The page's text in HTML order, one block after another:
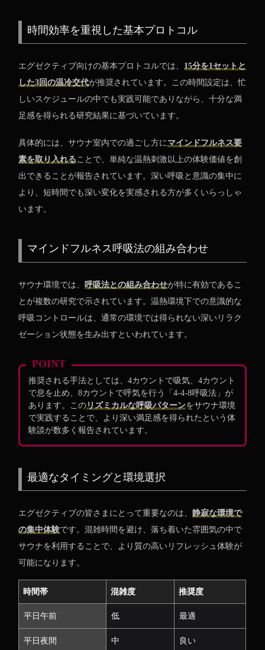
時間効率を重視した基本プロトコル
エグゼクティブ向けの基本プロトコルでは、15分を1セットと
した3回の温冷交代が推奨されています。この時間設定は、忙
しいスケジュールの中でも実践可能でありながら、十分な満
足感を得られる研究結果に基づいています。
具体的には、サウナ室内での過ごし方にマインドフルネス要
素を取り入れることで、単純な温熱刺激以上の体験価値を創
出できることが報告されています。深い呼吸と意識の集中に
より、短時間でも深い変化を実感される方が多くいらっしゃ
います。
マインドフルネス呼吸法の組み合わせ
サウナ環境では、 呼吸法との組み合わせが特に有効であるこ
とが複数の研究で示されています。温熱環境下での意識的な
呼吸コントロールは、通常の環境では得られない深いリラク
ゼーション状態を生み出すといわれています。
POINT
推奨される手法としては、4カウントで吸気、4カウント
で息を止め、8カウントで呼気を行う「4-4-8呼吸法」が
あります。この リズミカルな呼吸パターンをサウナ環境
で実践することで、より深い満足感を得られたという体
験談が数多く報告されています。
最適なタイミングと環境選択
エグゼクティブの皆さまにとって重要なのは、静寂な環境で
の集中体験です。混雑時間を避け、落ち着いた雰囲気の中で
サウナを利用することで、より質の高いリフレッシュ体験が
可能になります。
時間帯 混雑度 推奨度
平日午前 低 最適
平日夜間 中 良い